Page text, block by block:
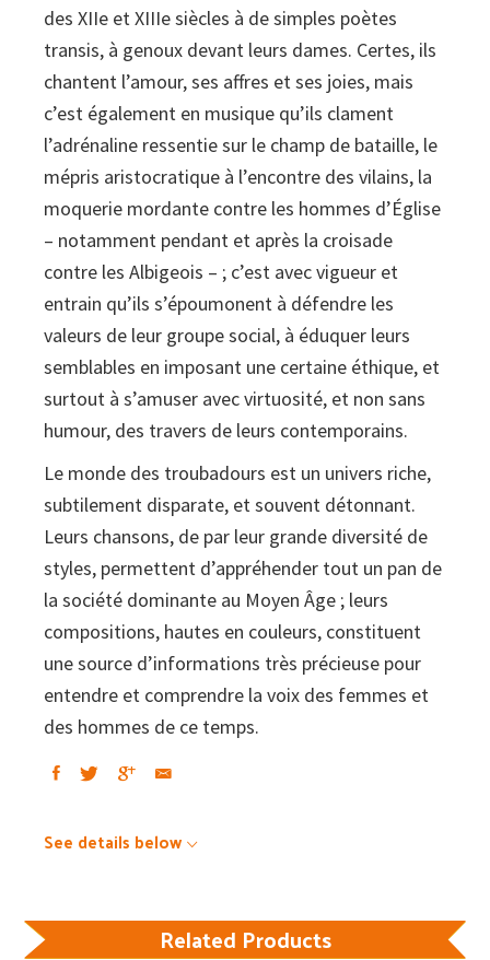
des XIIe et XIIIe siècles à de simples poètes
transis, à genoux devant leurs dames. Certes, ils
chantent l’amour, ses affres et ses joies, mais
c’est également en musique qu’ils clament
l’adrénaline ressentie sur le champ de bataille, le
mépris aristocratique à l’encontre des vilains, la
moquerie mordante contre les hommes d’Église
– notamment pendant et après la croisade
contre les Albigeois – ; c’est avec vigueur et
entrain qu’ils s’époumonent à défendre les
valeurs de leur groupe social, à éduquer leurs
semblables en imposant une certaine éthique, et
surtout à s’amuser avec virtuosité, et non sans
humour, des travers de leurs contemporains.
Le monde des troubadours est un univers riche,
subtilement disparate, et souvent détonnant.
Leurs chansons, de par leur grande diversité de
styles, permettent d’appréhender tout un pan de
la société dominante au Moyen Âge ; leurs
compositions, hautes en couleurs, constituent
une source d’informations très précieuse pour
entendre et comprendre la voix des femmes et
des hommes de ce temps.
See details below
Related Products